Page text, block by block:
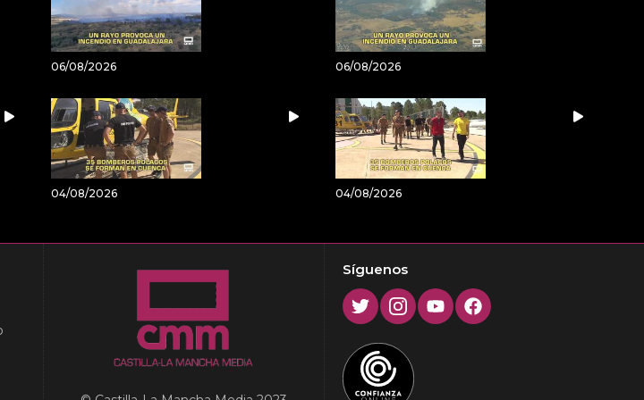
06/08/2026 06/08/2026
04/08/2026 04/08/2026
Síguenos
TwitterInstagram
YoutubeFacebook